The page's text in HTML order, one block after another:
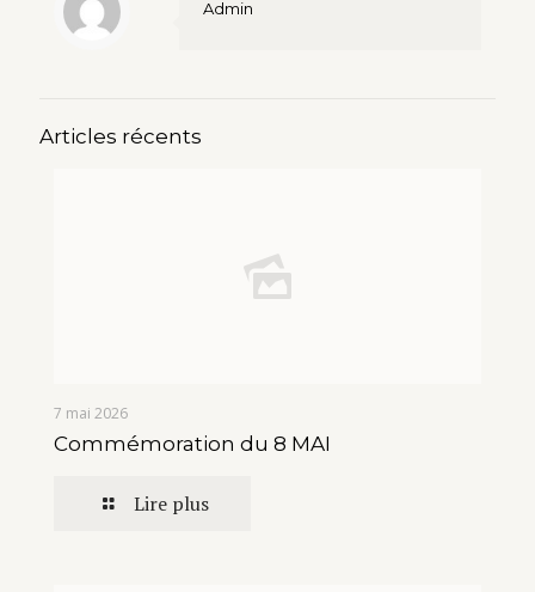
Admin
Articles récents
7 mai 2026
Commémoration du 8 MAI
Lire plus